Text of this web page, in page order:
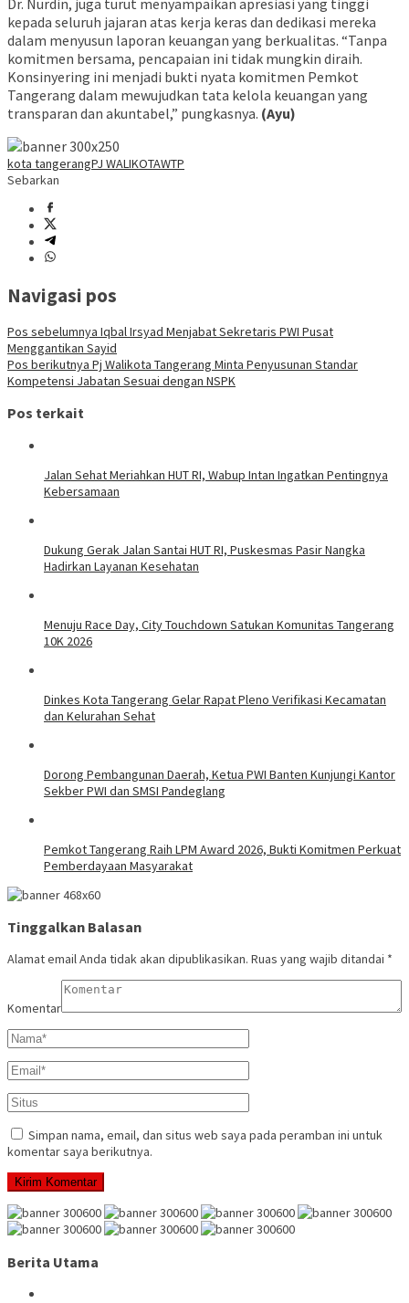
Dr. Nurdin, juga turut menyampaikan apresiasi yang tinggi
kepada seluruh jajaran atas kerja keras dan dedikasi mereka
dalam menyusun laporan keuangan yang berkualitas. “Tanpa
komitmen bersama, pencapaian ini tidak mungkin diraih.
Konsinyering ini menjadi bukti nyata komitmen Pemkot
Tangerang dalam mewujudkan tata kelola keuangan yang
transparan dan akuntabel,” pungkasnya. (Ayu)
kota tangerangPJ WALIKOTAWTP
Sebarkan
Navigasi pos
Pos sebelumnya Iqbal Irsyad Menjabat Sekretaris PWI Pusat
Menggantikan Sayid
Pos berikutnya Pj Walikota Tangerang Minta Penyusunan Standar
Kompetensi Jabatan Sesuai dengan NSPK
Pos terkait
Jalan Sehat Meriahkan HUT RI, Wabup Intan Ingatkan Pentingnya
Kebersamaan
Dukung Gerak Jalan Santai HUT RI, Puskesmas Pasir Nangka
Hadirkan Layanan Kesehatan
Menuju Race Day, City Touchdown Satukan Komunitas Tangerang
10K 2026
Dinkes Kota Tangerang Gelar Rapat Pleno Verifikasi Kecamatan
dan Kelurahan Sehat
Dorong Pembangunan Daerah, Ketua PWI Banten Kunjungi Kantor
Sekber PWI dan SMSI Pandeglang
Pemkot Tangerang Raih LPM Award 2026, Bukti Komitmen Perkuat
Pemberdayaan Masyarakat
Tinggalkan Balasan
Alamat email Anda tidak akan dipublikasikan. Ruas yang wajib ditandai *
Komentar
Simpan nama, email, dan situs web saya pada peramban ini untuk
komentar saya berikutnya.
Berita Utama